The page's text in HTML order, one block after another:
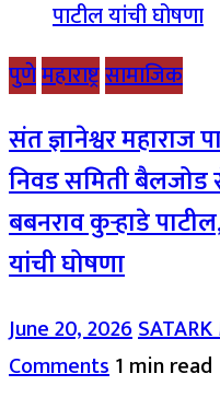
पुणेमहाराष्ट्रसामाजिक
संत ज्ञानेश्वर
निवड समिती बैलजोड
बबनराव कुऱ्हाडे
यांची घोषणा
June 20, 2026
Comments1 min read